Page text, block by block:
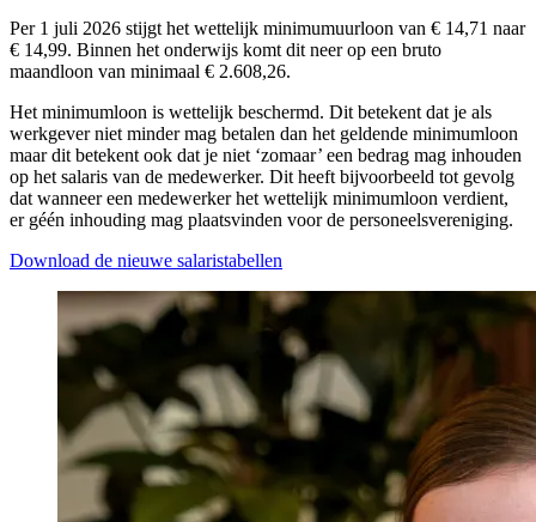
Per 1 juli 2026 stijgt het wettelijk minimumuurloon van € 14,71 naar
€ 14,99. Binnen het onderwijs komt dit neer op een bruto
maandloon van minimaal € 2.608,26.
Het minimumloon is wettelijk beschermd. Dit betekent dat je als
werkgever niet minder mag betalen dan het geldende minimumloon
maar dit betekent ook dat je niet ‘zomaar’ een bedrag mag inhouden
op het salaris van de medewerker. Dit heeft bijvoorbeeld tot gevolg
dat wanneer een medewerker het wettelijk minimumloon verdient,
er géén inhouding mag plaatsvinden voor de personeelsvereniging.
Download de nieuwe salaristabellen